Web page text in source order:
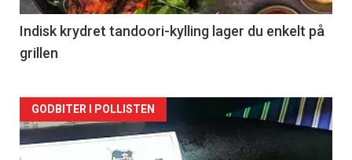
2
Indisk krydret tandoori-kylling lager du enkelt på
grillen
Forsiden
akkurat
GODBITER I POLLISTEN